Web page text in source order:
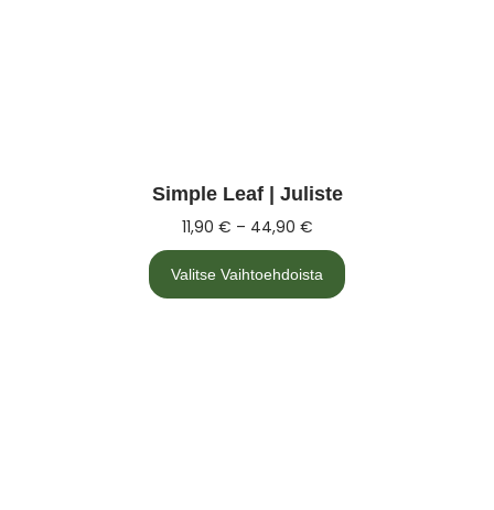
Simple Leaf | Juliste
11,90 € – 44,90 €
Valitse Vaihtoehdoista